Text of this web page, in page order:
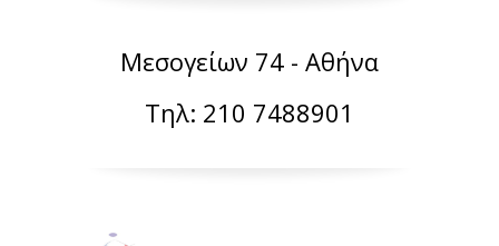
Μεσογείων 74 - Αθήνα
Τηλ: 210 7488901